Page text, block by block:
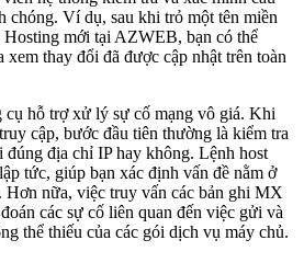
chóng. Ví dụ, sau khi trỏ một tên miền
Hosting mới tại AZWEB, bạn có thể
xem thay đổi đã được cập nhật trên toàn
cụ hỗ trợ xử lý sự cố mạng vô giá. Khi
cập, bước đầu tiên thường là kiểm tra
đúng địa chỉ IP hay không. Lệnh host
tức, giúp bạn xác định vấn đề nằm ở
nữa, việc truy vấn các bản ghi MX
các sự cố liên quan đến việc gửi và
thể thiếu của các gói dịch vụ máy chủ.